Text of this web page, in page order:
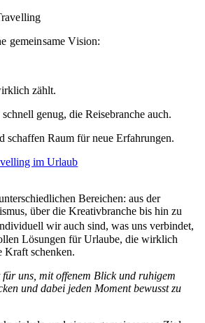
gemeinsame Vision:
zählt.
genug, die Reisebranche auch.
schaffen Raum für neue Erfahrungen.
im Urlaub
Bereichen: aus der
über die Kreativbranche bis hin zu
wir auch sind, was uns verbindet,
Lösungen für Urlaube, die wirklich
Kraft schenken.
uns, mit offenem Blick und ruhigem
und dabei jeden Moment bewusst zu